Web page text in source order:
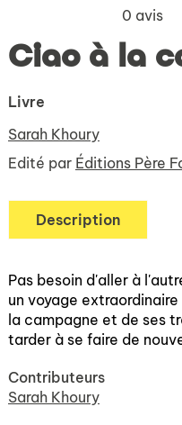
0 avis
Ciao à la
Livre
Sarah Khoury
Edité par Éditions Père
Description
Pas besoin d'aller à
un voyage
la campagne et de ses
tarder à se faire de
Contributeurs
Sarah Khoury